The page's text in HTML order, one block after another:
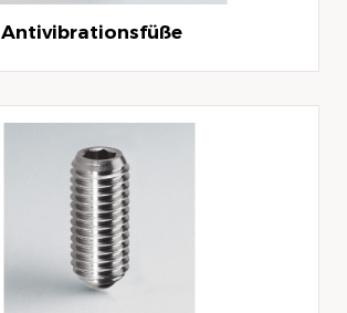
Antivibrationsfüße